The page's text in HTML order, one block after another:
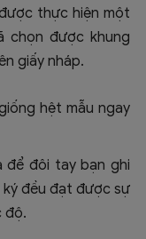
thực hiện một
chọn được khung
giấy nháp.
hệt mẫu ngay
để đôi tay bạn ghi
ký đều đạt được sự
độ.